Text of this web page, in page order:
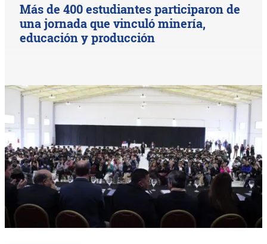
Más de 400 estudiantes participaron de
una jornada que vinculó minería,
educación y producción